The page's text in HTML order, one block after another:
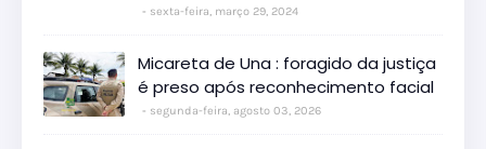
sexta-feira, março 29, 2024
Micareta de Una : foragido da justiça
é preso após reconhecimento facial
segunda-feira, agosto 03, 2026